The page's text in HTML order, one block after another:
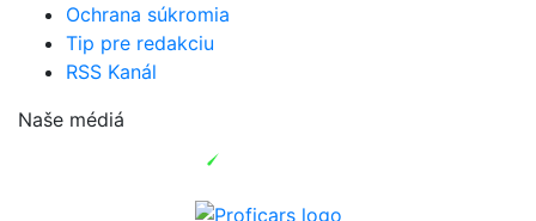
Ochrana súkromia
Tip pre redakciu
RSS Kanál
Naše médiá